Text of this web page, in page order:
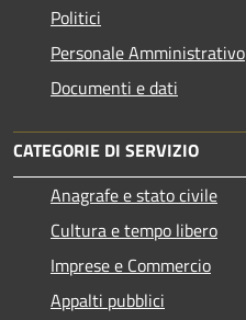
Politici
Personale Amministrativo
Documenti e dati
CATEGORIE DI SERVIZIO
Anagrafe e stato civile
Cultura e tempo libero
Imprese e Commercio
Appalti pubblici